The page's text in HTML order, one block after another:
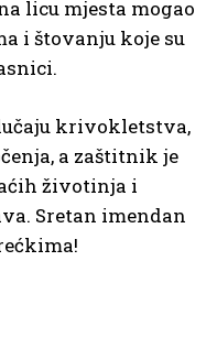
licu mjesta mogao
i štovanju koje su
krivokletstva,
a zaštitnik je
životinja i
Sretan imendan